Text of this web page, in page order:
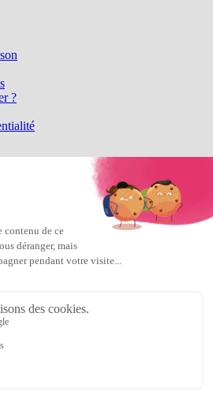
?
perles
Preciosa, les perles Miyuki perles et
Filled, perles de rocaille Preciosa